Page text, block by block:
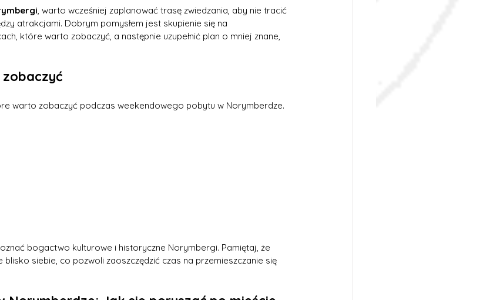
, warto wcześniej zaplanować trasę zwiedzania, aby nie tracić
atrakcjami. Dobrym pomysłem jest skupienie się na
które warto zobaczyć, a następnie uzupełnić plan o mniej znane,
warto zobaczyć podczas weekendowego pobytu w Norymberdze.
bogactwo kulturowe i historyczne Norymbergi. Pamiętaj, że
siebie, co pozwoli zaoszczędzić czas na przemieszczanie się